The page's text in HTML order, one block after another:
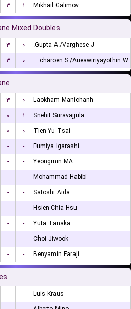
۳ ۱ Mikhail Galimov
Mixed Doubles
۳ ۰
Gupta A./Varghese J.
۳ ۰ Tancharoen S./Aueawiriyayothin W.
۳ ۰
Laokham Manichanh
۰ ۱
Snehit Suravajjula
۰ ۰
Tien-Yu Tsai
- -
Fumiya Igarashi
- -
Yeongmin MA
- -
Mohammad Habibi
- -
Satoshi Aida
- -
Hsien-Chia Hsu
- -
Yuta Tanaka
- -
Choi Jiwook
- - Benyamin Faraji
- -
Luis Kraus